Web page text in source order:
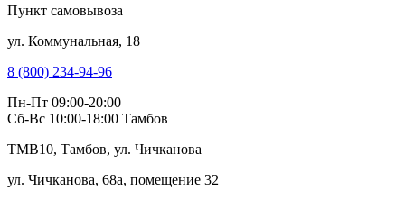
Пункт самовывоза
ул. Коммунальная, 18
8 (800) 234-94-96
Пн-Пт 09:00-20:00
Сб-Вс 10:00-18:00 Тамбов
TMB10, Тамбов, ул. Чичканова
ул. Чичканова, 68а, помещение 32